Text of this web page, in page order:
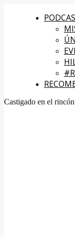
Castigado en el